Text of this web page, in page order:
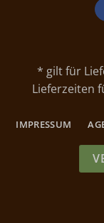
* gilt für
Lieferzeiten
IMPRESSUM